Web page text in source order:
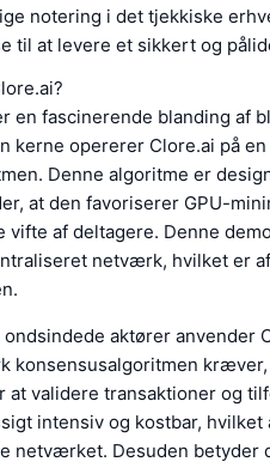
notering i det tjekkiske
til at levere et sikkert og
en fascinerende blanding af
kerne opererer Clore.ai på
Denne algoritme er
at den favoriserer GPU-
af deltagere. Denne
netværk, hvilket er
aktører anvender
konsensusalgoritmen
at validere transaktioner og
intensiv og kostbar,
netværket. Desuden betyder